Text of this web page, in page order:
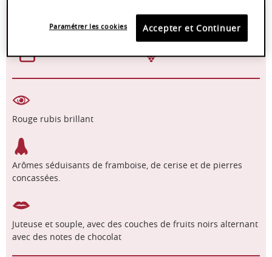
16 - 18°C
Rouge rubis brillant
Arômes séduisants de framboise, de cerise et de pierres
concassées.
Juteuse et souple, avec des couches de fruits noirs alternant
avec des notes de chocolat
Accepter et Continuer
Paramétrer les cookies